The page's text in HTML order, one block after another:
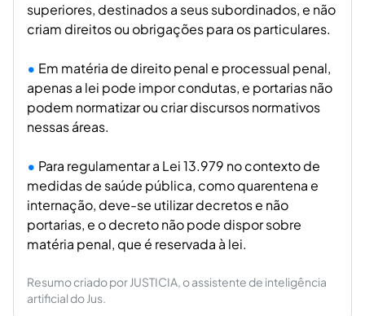
superiores, destinados a seus subordinados, e não
criam direitos ou obrigações para os particulares.
Em matéria de direito penal e processual penal,
apenas a lei pode impor condutas, e portarias não
podem normatizar ou criar discursos normativos
nessas áreas.
Para regulamentar a Lei 13.979 no contexto de
medidas de saúde pública, como quarentena e
internação, deve-se utilizar decretos e não
portarias, e o decreto não pode dispor sobre
matéria penal, que é reservada à lei.
Resumo criado por JUSTICIA, o assistente de inteligência
artificial do Jus.